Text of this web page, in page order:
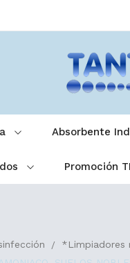
Absorbente
Promoción
*Limpiadores